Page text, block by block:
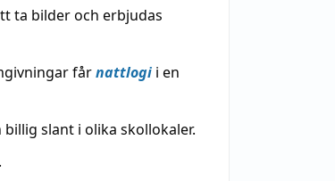
ta bilder och erbjudas
fårnattlogi i en
slant i olika skollokaler.